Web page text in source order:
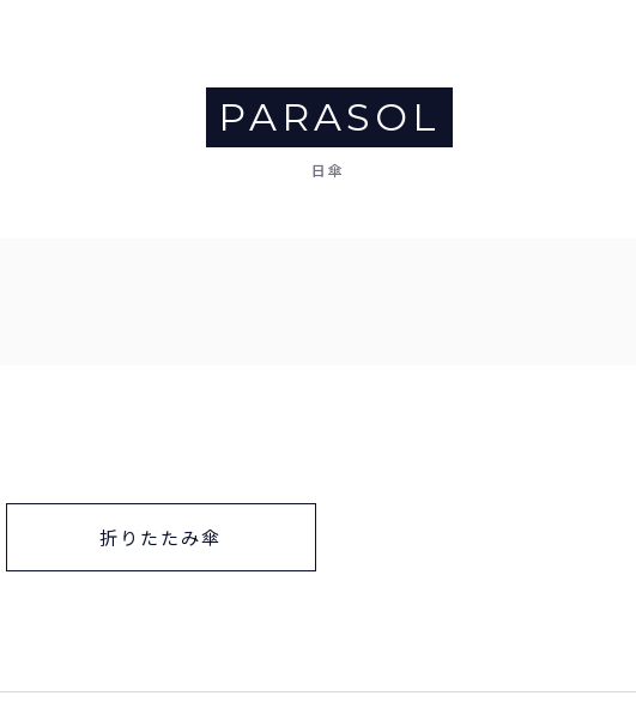
PARASOL
日傘
折りたたみ傘